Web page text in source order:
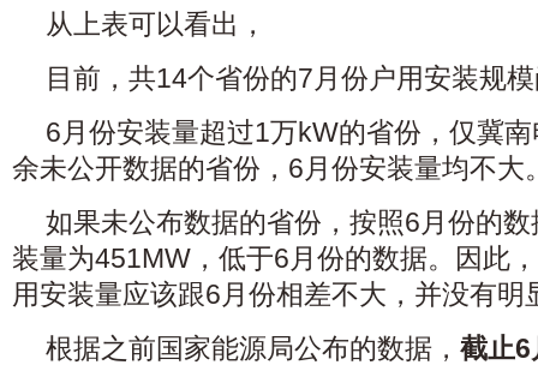
从上表可以看出，
目前，共14个省份的7月份户用安装规
6月份安装量超过1万kW的省份，仅冀
余未公开数据的省份，6月份安装量均不大
如果未公布数据的省份，按照6月份的
装量为451MW，低于6月份的数据。因此
用安装量应该跟6月份相差不大，并没有明
根据之前国家能源局公布的数据， 截止6